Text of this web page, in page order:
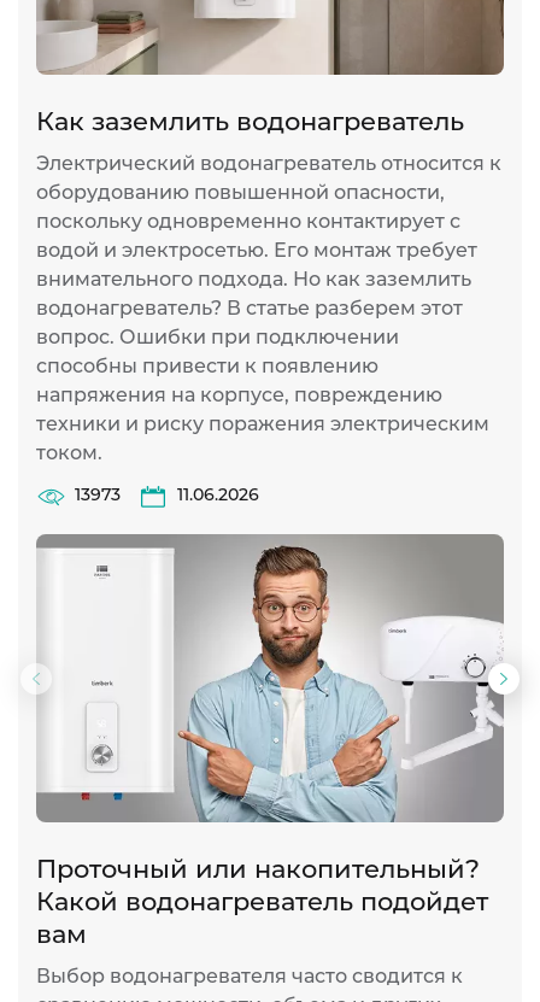
Как заземлить водонагреватель
Электрический водонагреватель относится к
оборудованию повышенной опасности,
поскольку одновременно контактирует с
водой и электросетью. Его монтаж требует
внимательного подхода. Но как заземлить
водонагреватель? В статье разберем этот
вопрос. Ошибки при подключении
способны привести к появлению
напряжения на корпусе, повреждению
техники и риску поражения электрическим
током.
13973 11.06.2026
Предыдущий
Проточный или накопительный?
Какой водонагреватель подойдет
вам
Выбор водонагревателя часто сводится к